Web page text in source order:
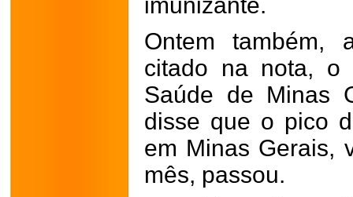
Ontem também,
citado na nota, o
Saúde de Minas
disse que o pico
em Minas Gerais,
mês, passou.